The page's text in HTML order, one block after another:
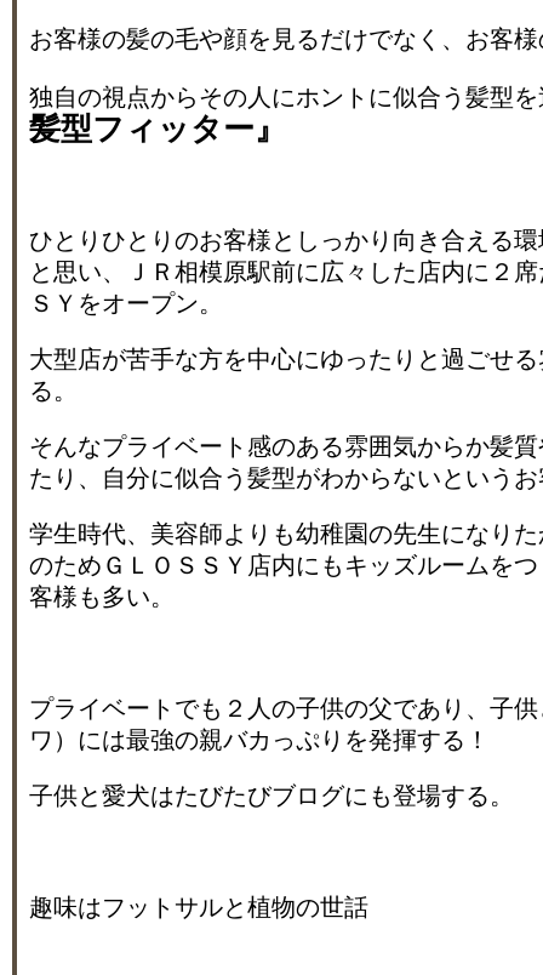
お客様の髪の毛や顔を見るだけでなく、お客
独自の視点からその人にホントに似合う髪型
髪型フィッター』
ひとりひとりのお客様としっかり向き合える
と思い、ＪＲ相模原駅前に広々した店内に２
ＳＹをオープン。
大型店が苦手な方を中心にゆったりと過ごせ
る。
そんなプライベート感のある雰囲気からか髪
たり、自分に似合う髪型がわからないという
学生時代、美容師よりも幼稚園の先生になり
のためＧＬＯＳＳＹ店内にもキッズルームを
客様も多い。
プライベートでも２人の子供の父であり、子
ワ）には最強の親バカっぷりを発揮する！
子供と愛犬はたびたびブログにも登場する。
趣味はフットサルと植物の世話